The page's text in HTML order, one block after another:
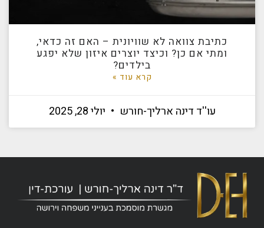
כתיבת צוואה לא שוויונית – האם זה כדאי,
ומתי אם כן? וכיצד יוצרים איזון שלא יפגע
בילדים?
קרא עוד »
עו''ד דינה ארליך-חורש יולי 28, 2025